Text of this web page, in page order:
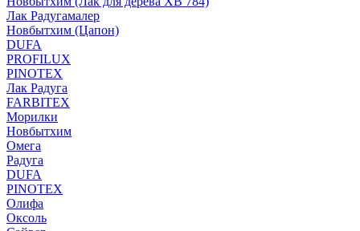
Лак Радугамалер
Новбытхим (Цапон)
DUFA
PROFILUX
PINOTEX
Лак Радуга
FARBITEX
Морилки
Новбытхим
Омега
Радуга
DUFA
PINOTEX
Олифа
Оксоль